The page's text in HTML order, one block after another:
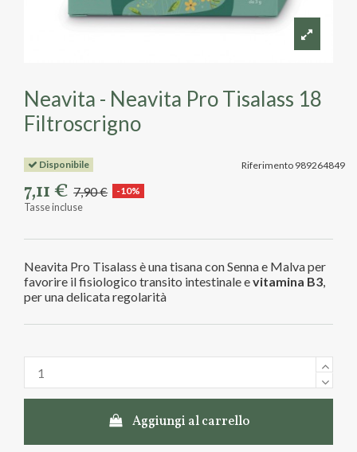
Neavita - Neavita Pro Tisalass 18
Filtroscrigno
Riferimento 989264849
Disponibile
7,11 € 7,90 € -10%
Tasse incluse
Neavita Pro Tisalass è una tisana con Senna e Malva per
favorire il fisiologico transito intestinale evitamina B3
per una delicata regolarità
Aggiungi al carrello